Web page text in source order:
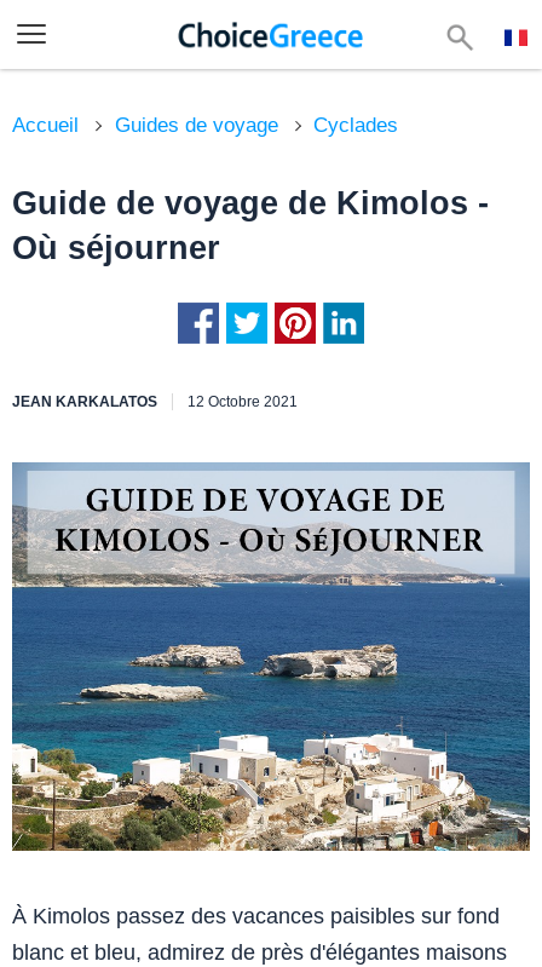
Accueil Guides de voyage Cyclades
Guide de voyage de Kimolos -
Où séjourner
JEAN KARKALATOS 12 Octobre 2021
À Kimolos passez des vacances paisibles sur fond
blanc et bleu, admirez de près d'élégantes maisons